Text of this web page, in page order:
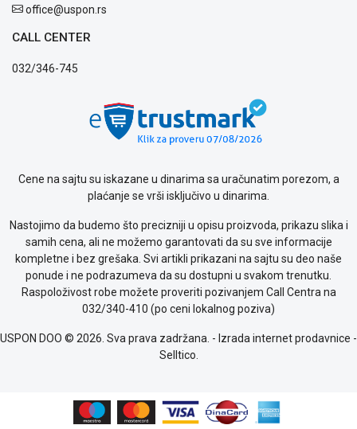
Kontakt
KREDIT
office@uspon.rs
CALL CENTER
032/346-745
Cene na sajtu su iskazane u dinarima sa uračunatim porezom, a
plaćanje se vrši isključivo u dinarima.
Nastojimo da budemo što precizniji u opisu proizvoda, prikazu slika i
samih cena, ali ne možemo garantovati da su sve informacije
kompletne i bez grešaka. Svi artikli prikazani na sajtu su deo naše
ponude i ne podrazumeva da su dostupni u svakom trenutku.
Raspoloživost robe možete proveriti pozivanjem Call Centra na
032/340-410 (po ceni lokalnog poziva)
USPON DOO © 2026. Sva prava zadržana. - Izrada internet prodavnice -
Selltico.